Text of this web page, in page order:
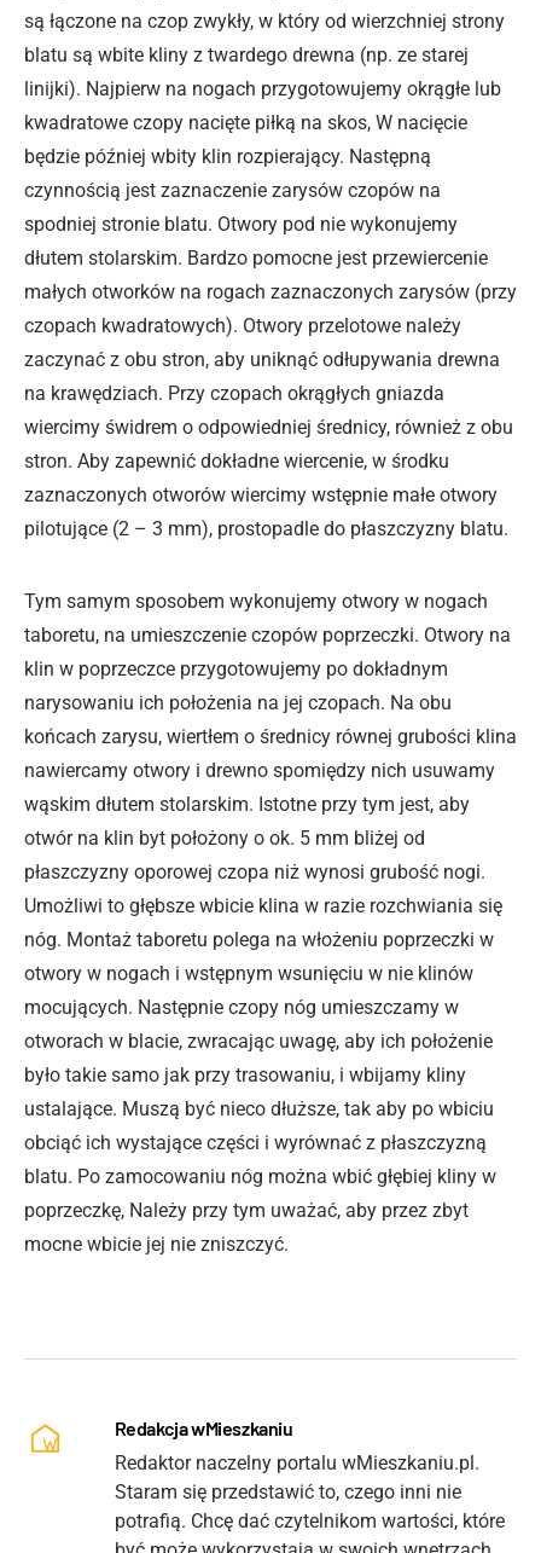
są łączone na czop zwykły, w który od wierzchniej strony
blatu są wbite kliny z twardego drewna (np. ze starej
linijki). Najpierw na nogach przygotowujemy okrągłe lub
kwadratowe czopy nacięte piłką na skos, W nacięcie
będzie później wbity klin rozpierający. Następną
czynnością jest zaznaczenie zarysów czopów na
spodniej stronie blatu. Otwory pod nie wykonujemy
dłutem stolarskim. Bardzo pomocne jest przewiercenie
małych otworków na rogach zaznaczonych zarysów (przy
czopach kwadratowych). Otwory przelotowe należy
zaczynać z obu stron, aby uniknąć odłupywania drewna
na krawędziach. Przy czopach okrągłych gniazda
wiercimy świdrem o odpowiedniej średnicy, również z obu
stron. Aby zapewnić dokładne wiercenie, w środku
zaznaczonych otworów wiercimy wstępnie małe otwory
pilotujące (2 – 3 mm), prostopadle do płaszczyzny blatu.
Tym samym sposobem wykonujemy otwory w nogach
taboretu, na umieszczenie czopów poprzeczki. Otwory na
klin w poprzeczce przygotowujemy po dokładnym
narysowaniu ich położenia na jej czopach. Na obu
końcach zarysu, wiertłem o średnicy równej grubości klina
nawiercamy otwory i drewno spomiędzy nich usuwamy
wąskim dłutem stolarskim. Istotne przy tym jest, aby
otwór na klin byt położony o ok. 5 mm bliżej od
płaszczyzny oporowej czopa niż wynosi grubość nogi.
Umożliwi to głębsze wbicie klina w razie rozchwiania się
nóg. Montaż taboretu polega na włożeniu poprzeczki w
otwory w nogach i wstępnym wsunięciu w nie klinów
mocujących. Następnie czopy nóg umieszczamy w
otworach w blacie, zwracając uwagę, aby ich położenie
było takie samo jak przy trasowaniu, i wbijamy kliny
ustalające. Muszą być nieco dłuższe, tak aby po wbiciu
obciąć ich wystające części i wyrównać z płaszczyzną
blatu. Po zamocowaniu nóg można wbić głębiej kliny w
poprzeczkę, Należy przy tym uważać, aby przez zbyt
mocne wbicie jej nie zniszczyć.
Redakcja wMieszkaniu
Redaktor naczelny portalu wMieszkaniu.pl.
Staram się przedstawić to, czego inni nie
potrafią. Chcę dać czytelnikom wartości, które